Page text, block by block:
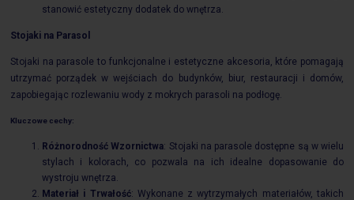
stanowić estetyczny dodatek do wnętrza.
Stojaki na Parasol
Stojaki na parasole to funkcjonalne i estetyczne akcesoria, które pomagają
utrzymać porządek w wejściach do budynków, biur, restauracji i domów,
zapobiegając rozlewaniu wody z mokrych parasoli na podłogę.
Kluczowe cechy:
Różnorodność Wzornictwa: Stojaki na parasole dostępne są w wielu
stylach i kolorach, co pozwala na ich idealne dopasowanie do
wystroju wnętrza.
Materiał i Trwałość: Wykonane z wytrzymałych materiałów, takich